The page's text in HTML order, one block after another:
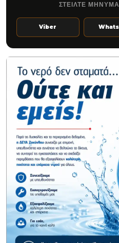
ΣΤΕΙΛΤΕ
Viber